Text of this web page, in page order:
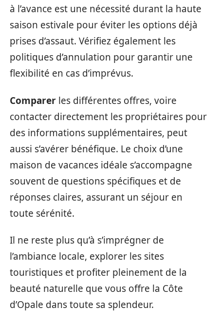
à l’avance est une nécessité durant la haute
saison estivale pour éviter les options déjà
prises d’assaut. Vérifiez également les
politiques d’annulation pour garantir une
flexibilité en cas d’imprévus.
Comparer les différentes offres, voire
contacter directement les propriétaires pour
des informations supplémentaires, peut
aussi s’avérer bénéfique. Le choix d’une
maison de vacances idéale s’accompagne
souvent de questions spécifiques et de
réponses claires, assurant un séjour en
toute sérénité.
Il ne reste plus qu’à s’imprégner de
l’ambiance locale, explorer les sites
touristiques et profiter pleinement de la
beauté naturelle que vous offre la Côte
d’Opale dans toute sa splendeur.